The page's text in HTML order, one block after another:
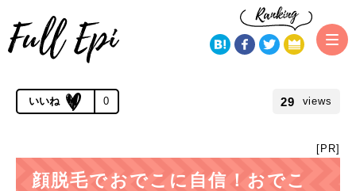
トップページ
顔脱毛でおでこに自信！おでこ
脱毛のメリットや疑問を解説！
0 29 views
[PR]
顔脱毛でおでこに自信！おでこ